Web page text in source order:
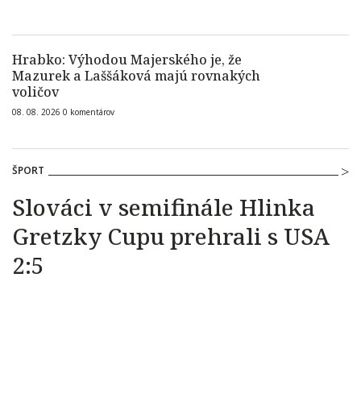
Hrabko: Výhodou Majerského je, že
Mazurek a Laššáková majú rovnakých
voličov
08. 08. 2026 0 komentárov
ŠPORT